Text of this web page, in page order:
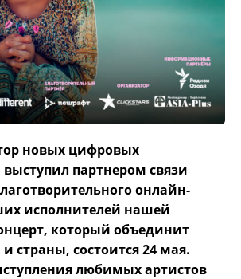
новых цифровых
партнером связи
онлайн-
исполнителей нашей
который объединит
страны, состоится 24 мая.
любимых артистов